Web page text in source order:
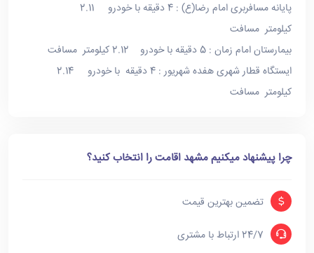
پایانه مسافربری امام رضا(ع) : 4 دقیقه با خودرو 2.11
کیلومتر مسافت
بیمارستان امام زمان : 5 دقیقه با خودرو 2.12 کیلومتر مسافت
ایستگاه قطار شهری هفده شهریور : 4 دقیقه با خودرو 2.14
کیلومتر مسافت
چرا پیشنهاد میکنیم مشهد اقامت را انتخاب کنید؟
تضمین بهترین قیمت
24/7 ارتباط با مشتری